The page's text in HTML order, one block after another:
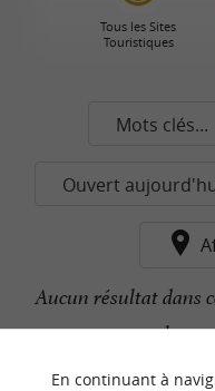
Tous les Sites
Touristiques
Mots clés...
Ouvert
Aucun résultat dans
commune pour le
En continuant à